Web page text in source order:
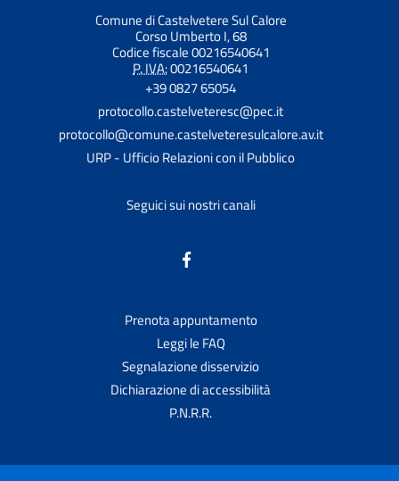
Comune di Castelvetere Sul Calore
Corso Umberto I, 68
Codice fiscale 00216540641
P. IVA:00216540641
+39 0827 65054
protocollo.castelveteresc@pec.it
protocollo@comune.castelveteresulcalore.av.it
URP - Ufficio Relazioni con il Pubblico
Seguici sui nostri canali
Prenota appuntamento
Leggi le FAQ
Segnalazione disservizio
Dichiarazione di accessibilità
P.N.R.R.